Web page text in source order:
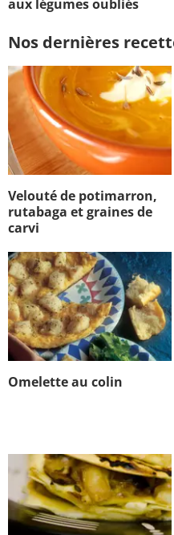
aux légumes oubliés
Nos dernières
Velouté de potimarron,
rutabaga et graines de
carvi
Omelette au colin